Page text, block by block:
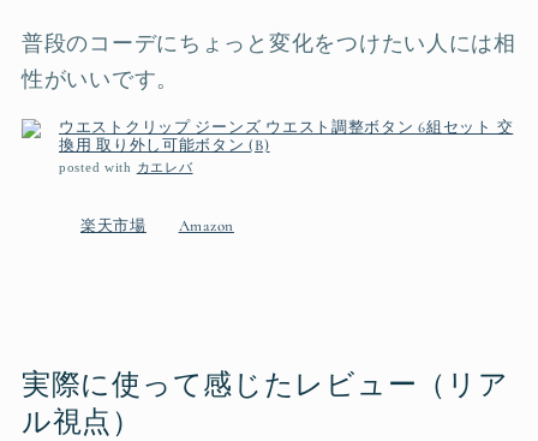
普段のコーデにちょっと変化をつけたい人には相
性がいいです。
ウエストクリップ ジーンズ ウエスト調整ボタン 6組セット 交
換用 取り外し可能ボタン (B)
posted with カエレバ
楽天市場 Amazon
実際に使って感じたレビュー（リア
ル視点）